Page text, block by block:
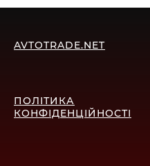
AVTOTRADE.NET
ПОЛІТИКА
КОНФІДЕНЦІЙНОСТІ